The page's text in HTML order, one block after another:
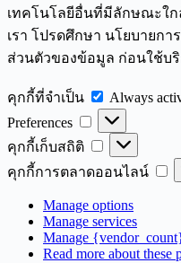
เทคโนโลยีอื่นที่มีลักษณะใก
เรา โปรดศึกษา นโยบายก
ส่วนตัวของข้อมูล ก่อนใช้บ
คุกกี้ที่จำเป็น
คุกกี้
ที่
จำเป็น
Always
Preferences
Preferences
คุกกี้เก็บสถิติ
คุกกี้
เก็บ
คุกกี้การตลาดออนไลน์
Manage options
Manage services
Manage
Read more about these